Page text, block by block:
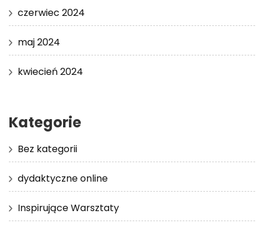
czerwiec 2024
maj 2024
kwiecień 2024
Kategorie
Bez kategorii
dydaktyczne online
Inspirujące Warsztaty